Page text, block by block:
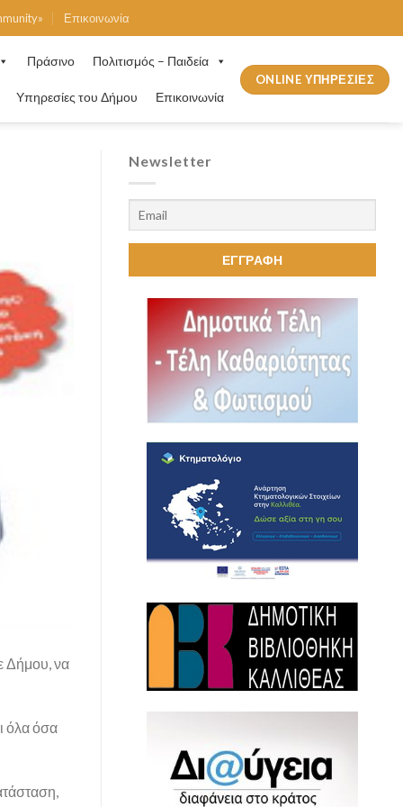
Επικοινωνία
Πράσινο Πολιτισμός – Παιδεία
Υπηρεσίες του Δήμου Επικοινωνία
ONLINE ΥΠΗΡΕΣΙΕΣ
Δήμου, να
όλα όσα
Newsletter